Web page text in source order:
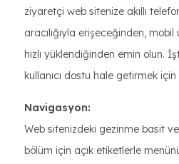
ziyaretçi web sitenize akıllı
aracılığıyla erişeceğinden,
hızlı yüklendiğinden emin olun.
kullanıcı dostu hale getirmek
Navigasyon:
Web sitenizdeki gezinme basit ve
bölüm için açık etiketlerle